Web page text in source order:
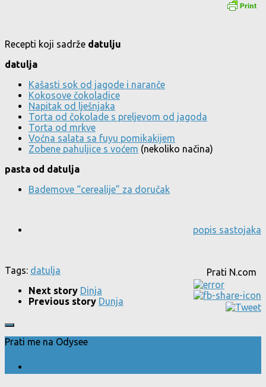
Recepti koji sadrže datulju
datulja
Kašasti sok od jagode i naranče
Kokosove čokoladice
Napitak od lješnjaka
Torta od čokolade s preljevom od jagoda
Torta od mrkve
Voćna salata sa fuyu pomikakijem
Zobene pahuljice s voćem (nekoliko načina)
pasta od datulja
Bademove “cerealije” za doručak
popis sastojaka
Prati N.com
Tags: datulja
Next story Dinja
Previous story Dunja
Prati me na Odysee